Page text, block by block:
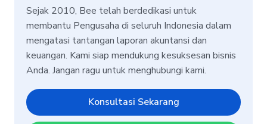
Sejak 2010, Bee telah berdedikasi untuk
membantu Pengusaha di seluruh Indonesia dalam
mengatasi tantangan laporan akuntansi dan
keuangan. Kami siap mendukung kesuksesan bisnis
Anda. Jangan ragu untuk menghubungi kami.
Konsultasi Sekarang